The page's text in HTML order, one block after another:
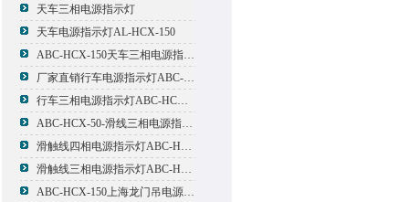
天车三相电源指示灯
天车电源指示灯AL-HCX-150
ABC-HCX-150天车三相电源指示灯出厂价格
厂家直销行车电源指示灯ABC-HCX-150
行车三相电源指示灯ABC-HCX-150
ABC-HCX-50-滑线三相电源指示灯厂家
滑触线四相电源指示灯ABC-HCX-100/4
滑触线三相电源指示灯ABC-HCX-100
ABC-HCX-150上海龙门吊电源指示灯